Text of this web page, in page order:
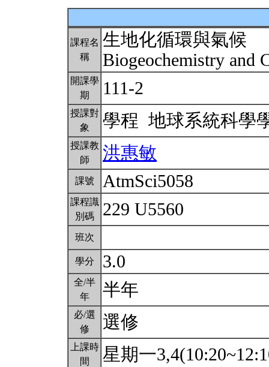
課程名
稱
生地化循環與氣候
Biogeochemistry and
開課學
期
111-2
授課對
象
學程 地球系統科學
授課教
師
洪惠敏
課號 AtmSci5058
課程識
別碼
229 U5560
班次
學分 3.0
全/半
年
半年
必/選
修
選修
上課時
間
星期一